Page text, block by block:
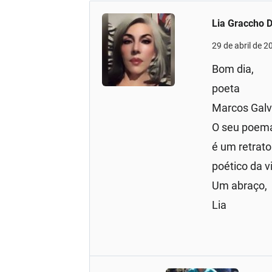
Lia Graccho
29 de abril de
Bom dia,
poeta
Marcos
O seu
é um retrato
poético da
Um abraço,
Lia